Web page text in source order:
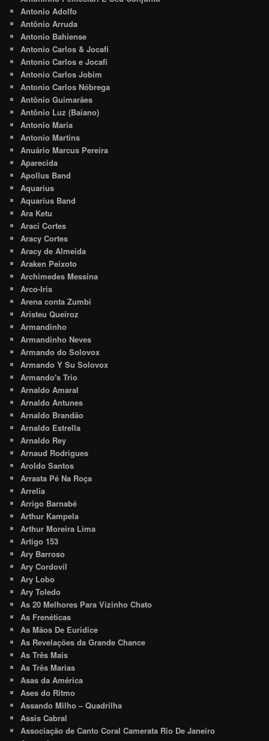
Antonio Adolfo
Antônio Arruda
Antonio Bahiense
Antonio Carlos & Jocafi
Antonio Carlos e Jocafi
Antonio Carlos Jobim
Antonio Carlos Nóbrega
Antônio Guimarães
Antônio Luz (Baiano)
Antonio Maria
Antonio Martins
Anuário Marcus Pereira
Aparecida
Apollus Band
Aquarius
Aquarius Band
Ara Ketu
Araci Cortes
Aracy Cortes
Aracy de Almeida
Araken Peixoto
Archimedes Messina
Arco-Iris
Arena conta Zumbi
Aristeu Queiroz
Armandinho
Armandinho Neves
Armando do Solovox
Armando Y Su Solovox
Armando's Trio
Arnaldo Amaral
Arnaldo Antunes
Arnaldo Brandão
Arnaldo Estrella
Arnaldo Rey
Arnaud Rodrigues
Aroldo Santos
Arrasta Pé Na Roça
Arrelia
Arrigo Barnabé
Arthur Kampela
Arthur Moreira Lima
Artigo 153
Ary Barroso
Ary Cordovil
Ary Lobo
Ary Toledo
As 20 Melhores Para Vizinho Chato
As Frenéticas
As Mãos De Euridice
As Revelações da Grande Chance
As Três Mais
As Três Marias
Asas da América
Ases do Ritmo
Assando Milho – Quadrilha
Assis Cabral
Associação de Canto Coral Camerata Rio De Janeiro